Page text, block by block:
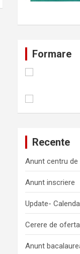
Formare
Recente
Anunt centru
Anunt inscriere
Update-
Cerere de oferta
Anunt